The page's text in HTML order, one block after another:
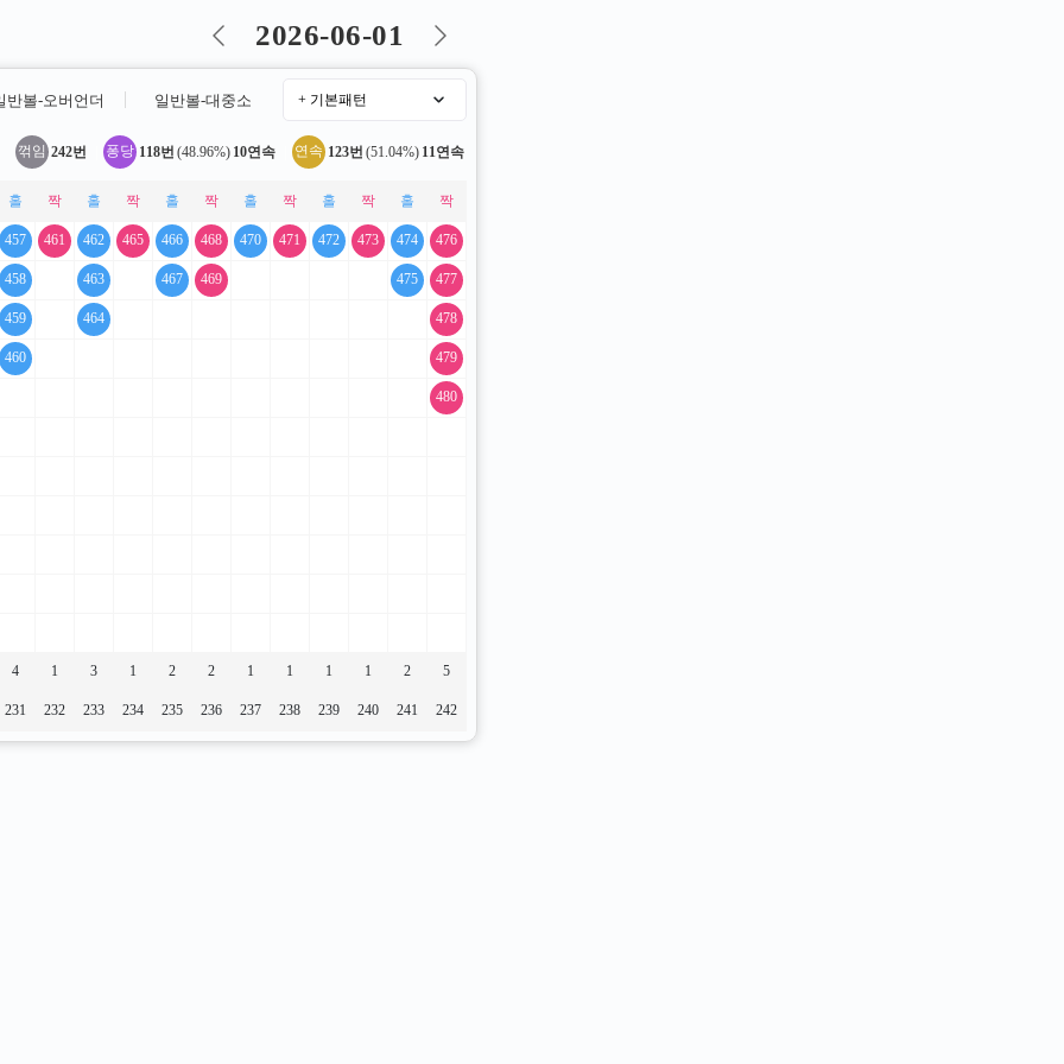
2026-06-01
반볼-오버언더 일반볼-대중소
꺾임 242번 퐁당 118번 (48.96%) 10연속 연속 123번 (51.04%) 11연속
457
458
459
460
4
231
461
1
232
462
463
464
3
233
465
1
234
466
467
2
235
468
469
2
236
470
1
237
471
1
238
472
1
239
473
1
240
474
475
2
241
476
477
478
479
480
5
242